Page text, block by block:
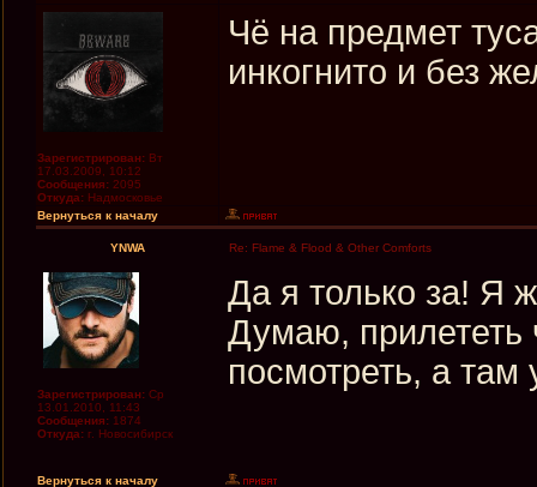
Зарегистрирован: Вт
17.03.2009, 10:12
Сообщения: 2095
Откуда: Надмосковье
Чё на предмет
инкогнито и без
Вернуться к началу
YNWA Re: Flame & Flood & Other Comforts
Зарегистрирован: Ср
13.01.2010, 11:43
Сообщения: 1874
Откуда: г. Новосибирск
Да я только за! Я
Думаю, прилететь
посмотреть, а
Вернуться к началу